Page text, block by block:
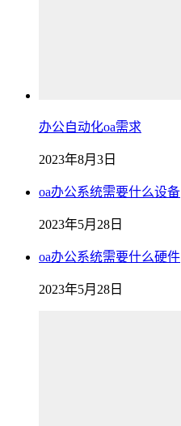
办公自动化oa需求
2023年8月3日
oa办公系统需要什么设备
2023年5月28日
oa办公系统需要什么硬件
2023年5月28日